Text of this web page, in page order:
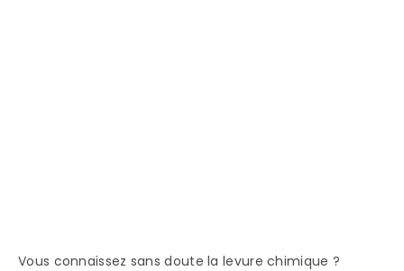
Vous connaissez sans doute la levure chimique ?